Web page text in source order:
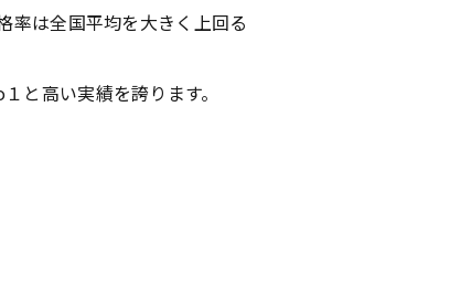
率は全国平均を大きく上回る
と高い実績を誇ります。